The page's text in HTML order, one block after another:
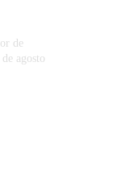
de
agosto